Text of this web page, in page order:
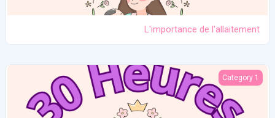
L'importance de l'allaitement
Le post partum
Category 1